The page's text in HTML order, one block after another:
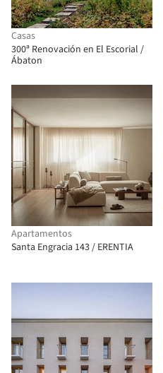
Casas
300ª Renovación en El Escorial /
Ábaton
Apartamentos
Santa Engracia 143 / ERENTIA